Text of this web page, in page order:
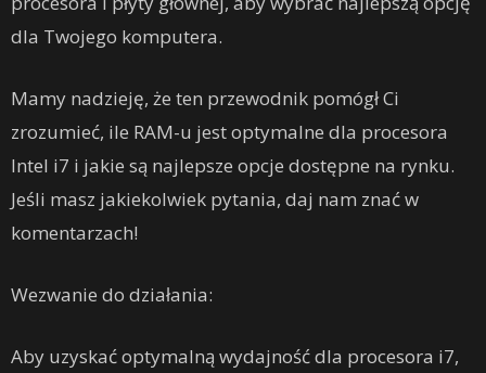
dla Twojego komputera.
Mamy nadzieję, że ten przewodnik pomógł Ci
zrozumieć, ile RAM-u jest optymalne dla procesora
Intel i7 i jakie są najlepsze opcje dostępne na rynku.
Jeśli masz jakiekolwiek pytania, daj nam znać w
komentarzach!
Wezwanie do działania:
Aby uzyskać optymalną wydajność dla procesora i7,